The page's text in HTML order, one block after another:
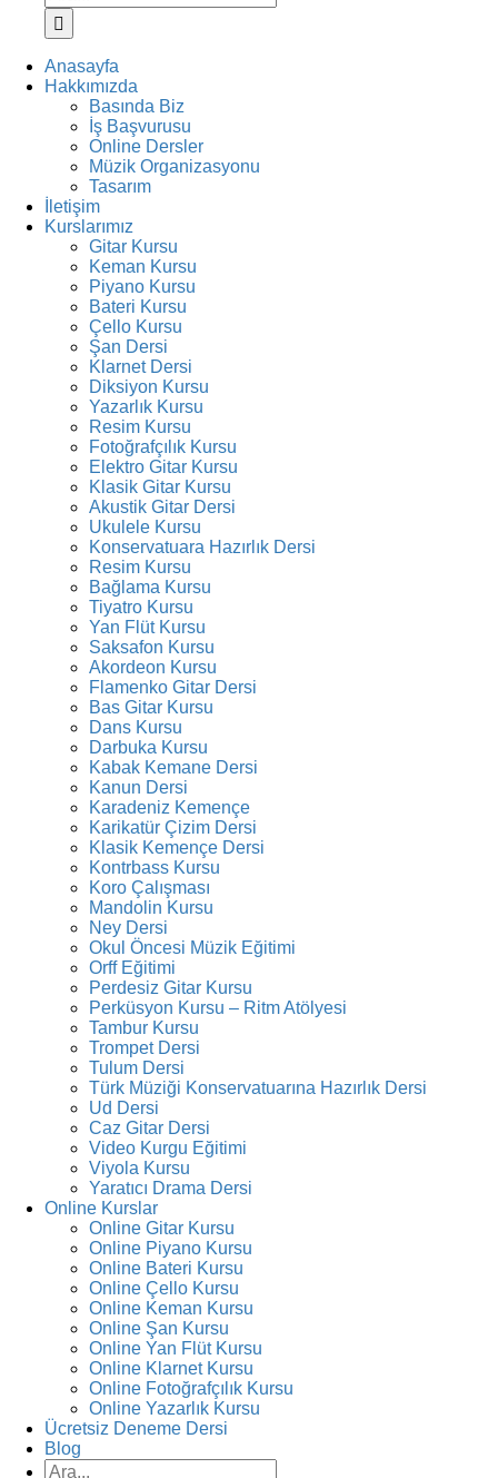
Anasayfa
Hakkımızda
Basında Biz
İş Başvurusu
Online Dersler
Müzik Organizasyonu
Tasarım
İletişim
Kurslarımız
Gitar Kursu
Keman Kursu
Piyano Kursu
Bateri Kursu
Çello Kursu
Şan Dersi
Klarnet Dersi
Diksiyon Kursu
Yazarlık Kursu
Resim Kursu
Fotoğrafçılık Kursu
Elektro Gitar Kursu
Klasik Gitar Kursu
Akustik Gitar Dersi
Ukulele Kursu
Konservatuara Hazırlık Dersi
Resim Kursu
Bağlama Kursu
Tiyatro Kursu
Yan Flüt Kursu
Saksafon Kursu
Akordeon Kursu
Flamenko Gitar Dersi
Bas Gitar Kursu
Dans Kursu
Darbuka Kursu
Kabak Kemane Dersi
Kanun Dersi
Karadeniz Kemençe
Karikatür Çizim Dersi
Klasik Kemençe Dersi
Kontrbass Kursu
Koro Çalışması
Mandolin Kursu
Ney Dersi
Okul Öncesi Müzik Eğitimi
Orff Eğitimi
Perdesiz Gitar Kursu
Perküsyon Kursu – Ritm Atölyesi
Tambur Kursu
Trompet Dersi
Tulum Dersi
Türk Müziği Konservatuarına Hazırlık Dersi
Ud Dersi
Caz Gitar Dersi
Video Kurgu Eğitimi
Viyola Kursu
Yaratıcı Drama Dersi
Online Kurslar
Online Gitar Kursu
Online Piyano Kursu
Online Bateri Kursu
Online Çello Kursu
Online Keman Kursu
Online Şan Kursu
Online Yan Flüt Kursu
Online Klarnet Kursu
Online Fotoğrafçılık Kursu
Online Yazarlık Kursu
Ücretsiz Deneme Dersi
Blog
Ara: